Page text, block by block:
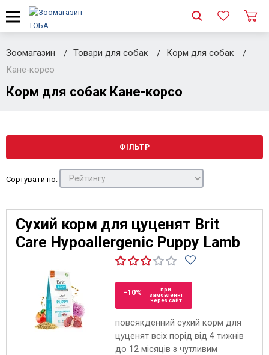
Зоомагазин Товари для собак
Корм для собак
Кане-корсо
Корм для собак Кане-корсо
ФІЛЬТР
Сортувати по:
Сухий корм для цуценят Brit
Care Hypoallergenic Puppy Lamb
-10%
при
замовленні
через сайт
повсякденний сухий корм для
цуценят всіх порід від 4 тижнів
до 12 місяців з чутливим